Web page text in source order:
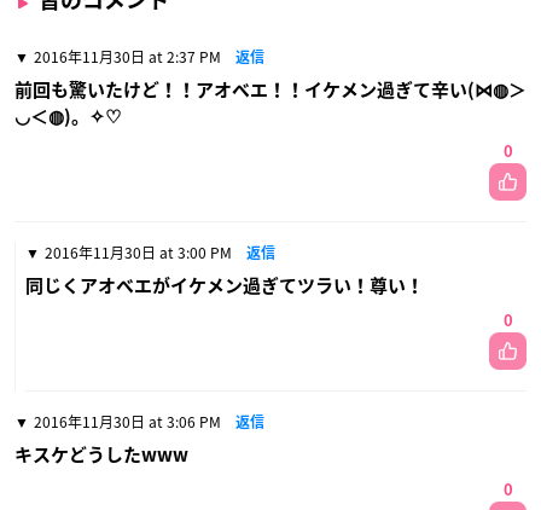
2016年11月30日 at 2:37 PM 返信
前回も驚いたけど！！アオベエ！！イケメン過ぎて辛い(⋈◍＞
◡＜◍)。✧♡
0
2016年11月30日 at 3:00 PM 返信
同じくアオベエがイケメン過ぎてツラい！尊い！
0
2016年11月30日 at 3:06 PM 返信
キスケどうしたwww
0